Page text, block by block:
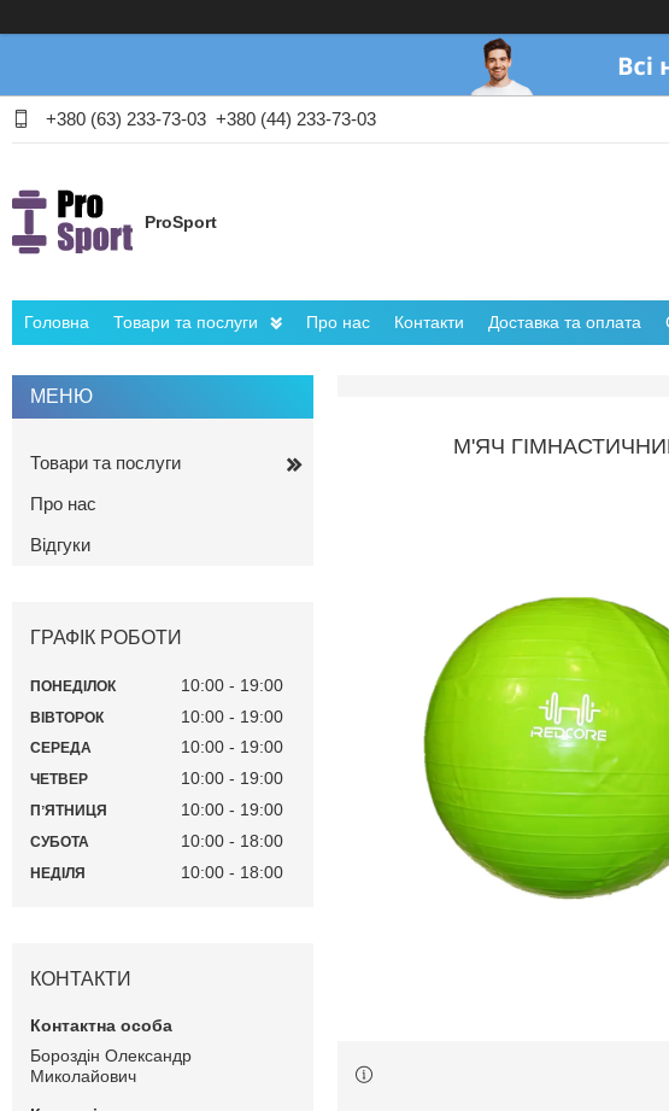
+380 (63) 233-73-03 +380 (44) 233-73-03
ProSport
Головна Товари та послуги Про нас Контакти Доставка та оплата
М'ЯЧ
Товари та послуги
Про нас
Відгуки
ГРАФІК РОБОТИ
ПОНЕДІЛОК 10:00 19:00
ВІВТОРОК 10:00 19:00
СЕРЕДА 10:00 19:00
ЧЕТВЕР 10:00 19:00
ПʼЯТНИЦЯ 10:00 19:00
СУБОТА 10:00 18:00
НЕДІЛЯ 10:00 18:00
КОНТАКТИ
Бороздін Олександр
Миколайович